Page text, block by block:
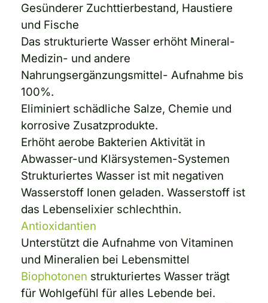
Gesünderer Zuchttierbestand, Haustiere
und Fische
Das strukturierte Wasser erhöht Mineral-
Medizin- und andere
Nahrungsergänzungsmittel- Aufnahme bis
100%.
Eliminiert schädliche Salze, Chemie und
korrosive Zusatzprodukte.
Erhöht aerobe Bakterien Aktivität in
Abwasser-und Klärsystemen-Systemen
Strukturiertes Wasser ist mit negativen
Wasserstoff Ionen geladen. Wasserstoff ist
das Lebenselixier schlechthin.
Antioxidantien
Unterstützt die Aufnahme von Vitaminen
und Mineralien bei Lebensmittel
Biophotonen strukturiertes Wasser trägt
für Wohlgefühl für alles Lebende bei.